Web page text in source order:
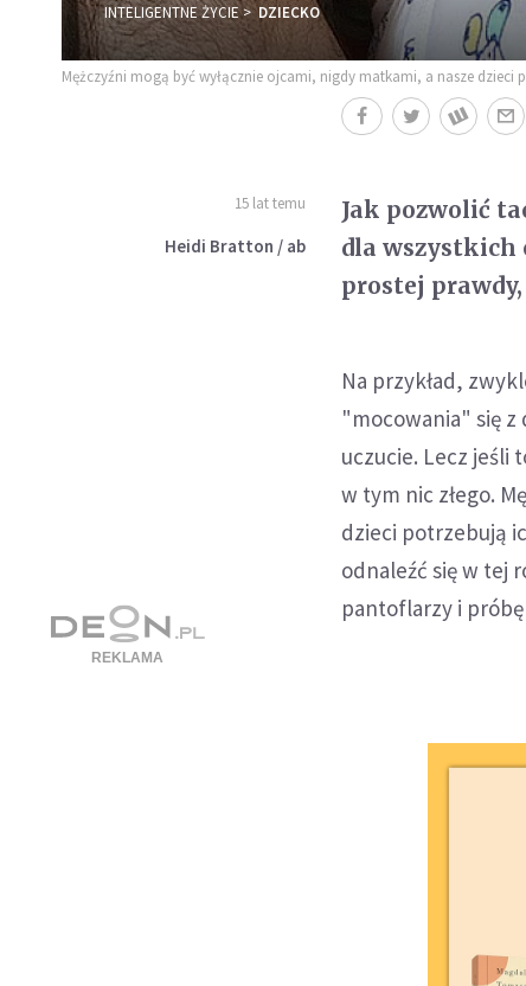
INTELIGENTNE ŻYCIE DZIECKO
Mężczyźni mogą być wyłącznie ojcami, nigdy matkami, a nasze dzieci
15 lat temu
Heidi Bratton / ab
Jak pozwolić
dla wszystkich
prostej
Na przykład,
"mocowania" się z
uczucie. Lecz jeśli
w tym nic złego.
dzieci potrzebują
odnaleźć się w tej
pantoflarzy i